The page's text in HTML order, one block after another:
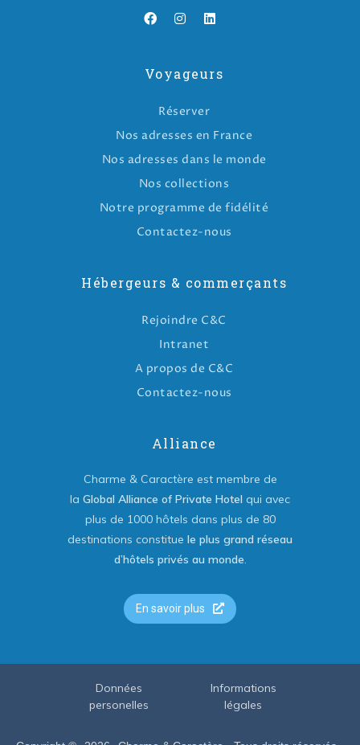
Voyageurs
Réserver
Nos adresses en France
Nos adresses dans le monde
Nos collections
Notre programme de fidélité
Contactez-nous
Hébergeurs & commerçants
Rejoindre C&C
Intranet
A propos de C&C
Contactez-nous
Alliance
Charme & Caractère est membre de
la Global Alliance of Private Hotel qui avec
plus de 1000 hôtels dans plus de 80
destinations constitue le plus grand réseau
d’hôtels privés au monde.
En savoir plus
Données
personelles
Informations
légales